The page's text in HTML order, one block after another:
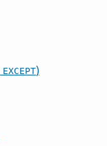
EXCEPT)